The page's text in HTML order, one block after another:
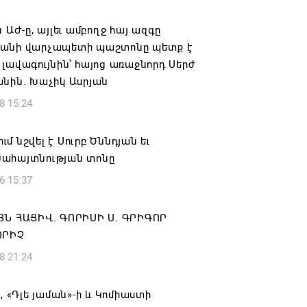
ընթացակարգ չկա
16:39
և 6 եպիսկոպոսի գործով դատական
դռնփակ
ԵՆՔ ՄԻԱՍԻՆ ՆՇԵԼՈՒ ՏԱՇՏՈՒՆ
ՕՐԸ
ղեկավար Գևորգ Փարսյանի
ճանապարհաշինական
ԱԺ-ը, այլեւ ամբողջ հայ ազգը
վարչապետի պաշտոնը պետք է
հայոց առաջնորդ Սերժ
Խաչիկ Ասրյան
15:24
նշվել է Սուրբ Ծննդյան եւ
տոնը
15:37
ՀԱՑԻՎ. ԳՈՐԻՍԻ Ս. ԳՐԻԳՈՐ
21:24
«Դլե յաման»-ի և Կոմիաստի